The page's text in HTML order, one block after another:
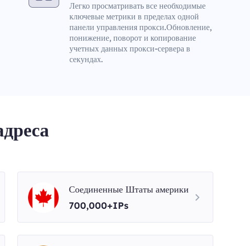
Легко просматривать все необходимые
ключевые метрики в пределах одной
панели управления прокси.Обновление,
понижение, поворот и копирование
учетных данных прокси-сервера в
секундах.
Соединенные Штаты америки
700,000+IPs